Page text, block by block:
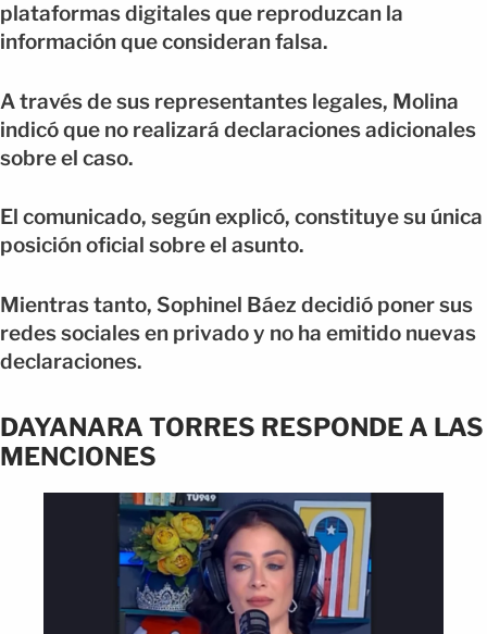
plataformas digitales que reproduzcan la
información que consideran falsa.
A través de sus representantes legales, Molina
indicó que no realizará declaraciones adicionales
sobre el caso.
El comunicado, según explicó, constituye su única
posición oficial sobre el asunto.
Mientras tanto, Sophinel Báez decidió poner sus
redes sociales en privado y no ha emitido nuevas
declaraciones.
DAYANARA TORRES RESPONDE A LAS
MENCIONES